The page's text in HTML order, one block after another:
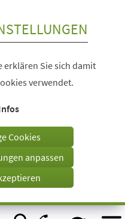
erklären Sie sich damit
verwendet.
Cookies
anpassen